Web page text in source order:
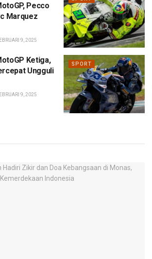
Pecco
Marquez
9, 2025
SPORT
Ketiga,
Ungguli
9, 2025